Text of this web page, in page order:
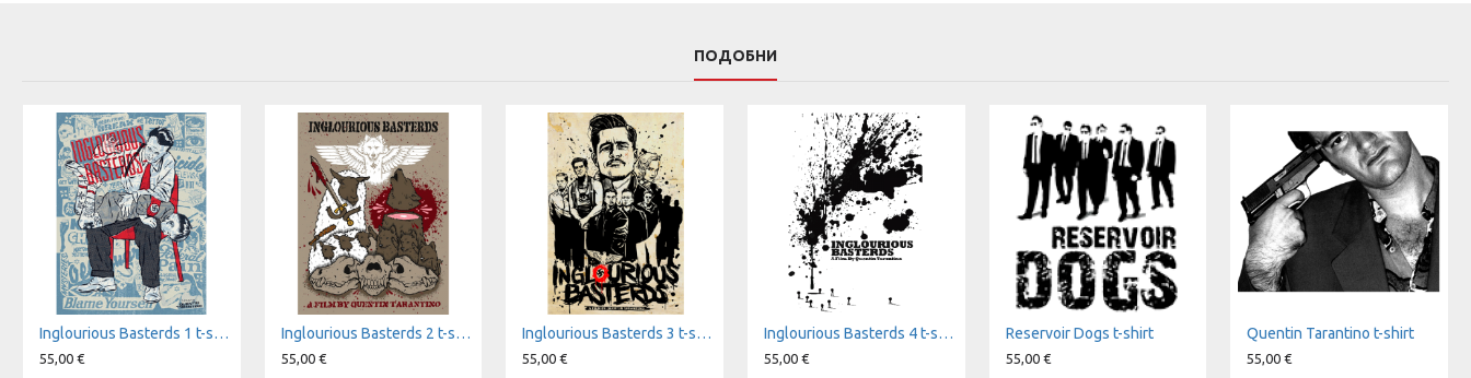
ПОДОБНИ
Inglourious Basterds 1 t-shirt
55,00 €
Inglourious Basterds 2 t-shirt
55,00 €
Inglourious Basterds 3 t-shirt
55,00 €
Inglourious Basterds 4 t-shirt
55,00 €
Reservoir Dogs t-shirt
55,00 €
Quentin Tarantino t-shirt
55,00 €